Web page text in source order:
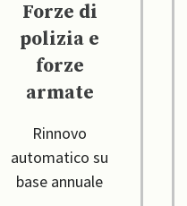
Forze di
polizia e
forze
armate
Rinnovo
automatico su
base annuale